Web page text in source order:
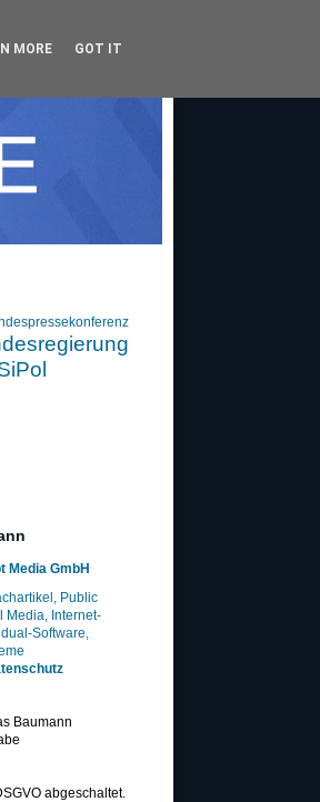
Media GmbH
Public
Media, Internet-
Software,
Baumann
abgeschaltet.
MORE GOT IT